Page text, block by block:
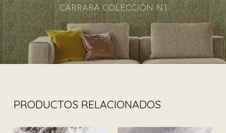
CARRARA COLECCIÓN N.1
PRODUCTOS RELACIONADOS